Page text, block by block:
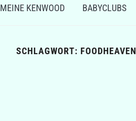
MEINE KENWOOD BABYCLUBS
SCHLAGWORT: FOODHEAVEN